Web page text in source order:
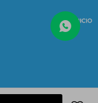
Fenicio